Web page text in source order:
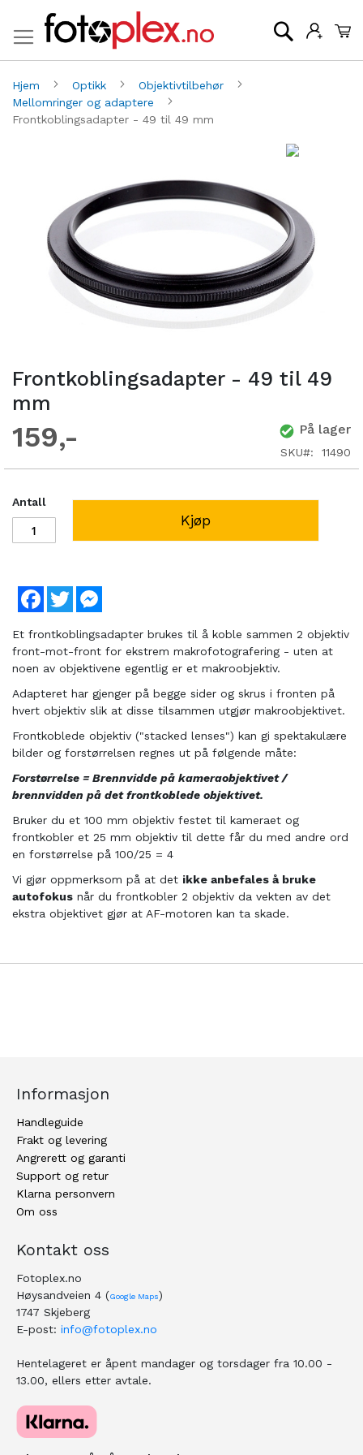
Søk
Hjem Optikk
Objektivtilbehør
Mellomringer og adaptere
Frontkoblingsadapter - 49 til 49 mm
Frontkoblingsadapter - 49 til 49
mm
159 På lager
SKU 11490
Antall
Kjøp
Facebook
Twitter
bildegalleri
Et frontkoblingsadapter brukes til å koble sammen 2 objektiv
front-mot-front for ekstrem makrofotografering - uten at
noen av objektivene egentlig er et makroobjektiv.
Adapteret har gjenger på begge sider og skrus i fronten på
hvert objektiv slik at disse tilsammen utgjør makroobjektivet.
Frontkoblede objektiv ("stacked lenses") kan gi spektakulære
bilder og forstørrelsen regnes ut på følgende måte:
Forstørrelse = Brennvidde på kameraobjektivet /
brennvidden på det frontkoblede objektivet.
Bruker du et 100 mm objektiv festet til kameraet og
frontkobler et 25 mm objektiv til dette får du med andre ord
en forstørrelse på 100/25 = 4
Vi gjør oppmerksom på at det ikke anbefales å bruke
autofokus når du frontkobler 2 objektiv da vekten av det
ekstra objektivet gjør at AF-motoren kan ta skade.
Informasjon
Handleguide
Frakt og levering
Angrerett og garanti
Support og retur
Klarna personvern
Om oss
Kontakt oss
Fotoplex.no
Høysandveien 4 (Google Maps)
1747 Skjeberg
E-post: info@fotoplex.no
Hentelageret er åpent mandager og torsdager fra 10.00 -
13.00, ellers etter avtale.